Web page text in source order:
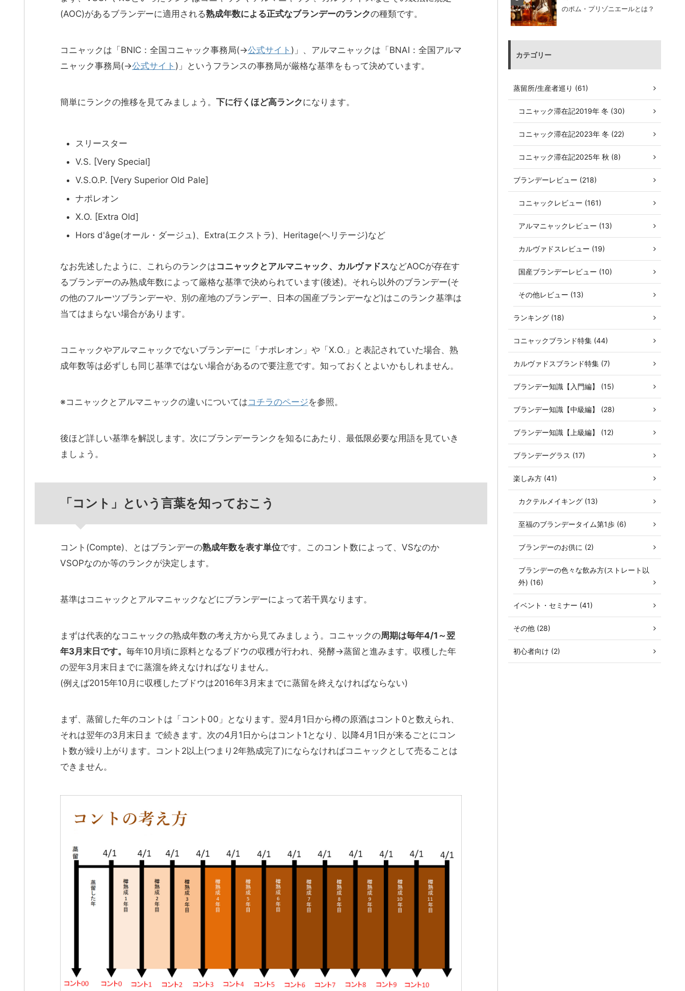
(AOC)があるブランデーに適用される熟成年数による正式なブランデーのランクの種類です。
コニャックは「BNIC：全国コニャック事務局(→公式サイト )」、アルマニャックは「BNAI：全国アルマ
ニャック事務局(→公式サイト )」というフランスの事務局が厳格な基準をもって決めています。
簡単にランクの推移を見てみましょう。 下に行くほど高ランクになります。
スリースター
V.S. [Very Special]
V.S.O.P. [Very Superior Old Pale]
ナポレオン
X.O. [Extra Old]
Hors d'âge(オール・ダージュ)、Extra(エクストラ)、Heritage(ヘリテージ)など
なお先述したように、これらのランクはコニャックとアルマニャック、カルヴァドスなどAOCが存在す
るブランデーのみ熟成年数によって厳格な基準で決められています(後述)。それら以外のブランデー(そ
の他のフルーツブランデーや、別の産地のブランデー、日本の国産ブランデーなど)はこのランク基準は
当てはまらない場合があります。
コニャックやアルマニャックでないブランデーに「ナポレオン」や「X.O.」と表記されていた場合、熟
成年数等は必ずしも同じ基準ではない場合があるので要注意です。知っておくとよいかもしれません。
※コニャックとアルマニャックの違いについてはコチラのページを参照。
後ほど詳しい基準を解説します。次にブランデーランクを知るにあたり、最低限必要な用語を見ていき
ましょう。
「コント」という言葉を知っておこう
コント(Compte)、とはブランデーの熟成年数を表す単位です。このコント数によって、VSなのか
VSOPなのか等のランクが決定します。
基準はコニャックとアルマニャックなどにブランデーによって若干異なります。
まずは代表的なコニャックの熟成年数の考え方から見てみましょう。コニャックの周期は毎年4/1～翌
年3月末日です。 毎年10月頃に原料となるブドウの収穫が行われ、発酵→蒸留と進みます。収穫した年
の翌年3月末日までに蒸溜を終えなければなりません。
(例えば2015年10月に収穫したブドウは2016年3月末までに蒸留を終えなければならない)
まず、蒸留した年のコントは「コント00」となります。翌4月1日から樽の原酒はコント0と数えられ、
それは翌年の3月末日ま で続きます。次の4月1日からはコント1となり、以降4月1日が来るごとにコン
ト数が繰り上がります。コント2以上(つまり2年熟成完了)にならなければコニャックとして売ることは
できません。
のポム・プリゾニエールとは？
カテゴリー
蒸留所/生産者巡り (61)
コニャック滞在記2019年 冬 (30)
コニャック滞在記2023年 冬 (22)
コニャック滞在記2025年 秋 (8)
ブランデーレビュー (218)
コニャックレビュー (161)
アルマニャックレビュー (13)
カルヴァドスレビュー (19)
国産ブランデーレビュー (10)
その他レビュー (13)
ランキング (18)
コニャックブランド特集 (44)
カルヴァドスブランド特集 (7)
ブランデー知識【入門編】 (15)
ブランデー知識【中級編】 (28)
ブランデー知識【上級編】 (12)
ブランデーグラス (17)
楽しみ方 (41)
カクテルメイキング (13)
至福のブランデータイム第1歩 (6)
ブランデーのお供に (2)
ブランデーの色々な飲み方(ストレート以
外) (16)
イベント・セミナー (41)
その他 (28)
初心者向け (2)